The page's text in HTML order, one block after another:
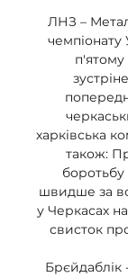
ЛНЗ –
п'ятому
харківська
також:
швидше за
у Черкасах
свисток
Брєйдаблік